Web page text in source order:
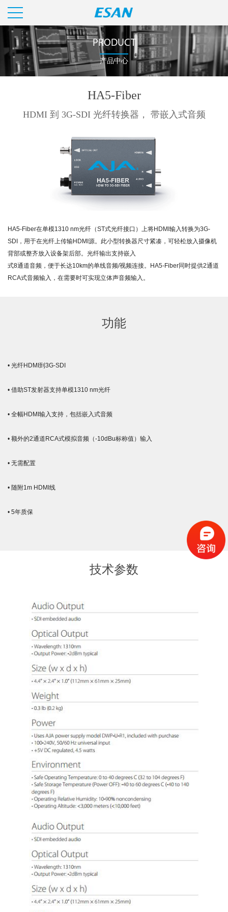
PRODUCT
产品中心
HA5-Fiber
HDMI 到 3G-SDI 光纤转换器， 带嵌入式音频
HA5-Fiber在单模1310 nm光纤（ST式光纤接口）上将HDMI输入转换为3G-
SDI，用于在光纤上传输HDMI源。此小型转换器尺寸紧凑，可轻松放入摄像机
背部或整齐放入设备架后部。光纤输出支持嵌入
式8通道音频，便于长达10km的单线音频/视频连接。HA5-Fiber同时提供2通道
RCA式音频输入，在需要时可实现立体声音频输入。
功能
• 光纤HDMI到3G-SDI
• 借助ST发射器支持单模1310 nm光纤
• 全幅HDMI输入支持，包括嵌入式音频
• 额外的2通道RCA式模拟音频（-10dBu标称值）输入
• 无需配置
• 随附1m HDMI线
• 5年质保
技术参数